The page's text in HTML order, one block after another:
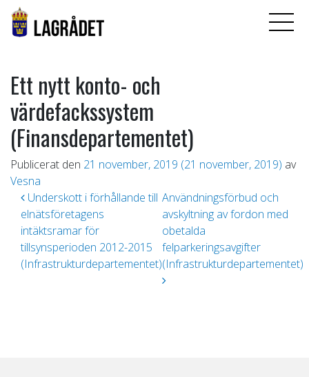
Ett nytt konto- och
värdefackssystem
(Finansdepartementet)
Publicerat den 21 november, 2019 (21 november, 2019) av
Vesna
Inläggsnavigering
Underskott i förhållande till
elnätsföretagens
intäktsramar för
tillsynsperioden 2012-2015
(Infrastrukturdepartementet)
Användningsförbud och
avskyltning av fordon med
obetalda
felparkeringsavgifter
(Infrastrukturdepartementet)